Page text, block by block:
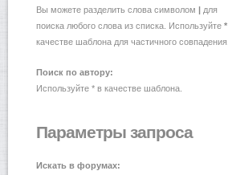
Вы можете разделить слова символом | для
поиска любого слова из списка. Используйте *
качестве шаблона для частичного совпадения.
Поиск по автору:
Используйте * в качестве шаблона.
Параметры запроса
Искать в форумах: